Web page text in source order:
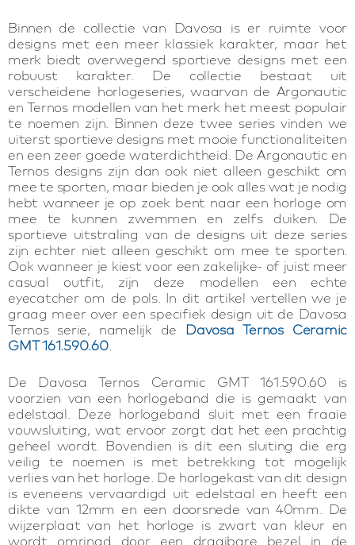
Binnen de collectie van Davosa is er ruimte voor
designs met een meer klassiek karakter, maar het
merk biedt overwegend sportieve designs met een
robuust karakter. De collectie bestaat uit
verscheidene horlogeseries, waarvan de Argonautic
en Ternos modellen van het merk het meest populair
te noemen zijn. Binnen deze twee series vinden we
uiterst sportieve designs met mooie functionaliteiten
en een zeer goede waterdichtheid. De Argonautic en
Ternos designs zijn dan ook niet alleen geschikt om
mee te sporten, maar bieden je ook alles wat je nodig
hebt wanneer je op zoek bent naar een horloge om
mee te kunnen zwemmen en zelfs duiken. De
sportieve uitstraling van de designs uit deze series
zijn echter niet alleen geschikt om mee te sporten.
Ook wanneer je kiest voor een zakelijke- of juist meer
casual outfit, zijn deze modellen een echte
eyecatcher om de pols. In dit artikel vertellen we je
graag meer over een specifiek design uit de Davosa
Ternos serie, namelijk de Davosa Ternos Ceramic
GMT 161.590.60.
De Davosa Ternos Ceramic GMT 161.590.60 is
voorzien van een horlogeband die is gemaakt van
edelstaal. Deze horlogeband sluit met een fraaie
vouwsluiting, wat ervoor zorgt dat het een prachtig
geheel wordt. Bovendien is dit een sluiting die erg
veilig te noemen is met betrekking tot mogelijk
verlies van het horloge. De horlogekast van dit design
is eveneens vervaardigd uit edelstaal en heeft een
dikte van 12mm en een doorsnede van 40mm. De
wijzerplaat van het horloge is zwart van kleur en
wordt omringd door een draaibare bezel in de